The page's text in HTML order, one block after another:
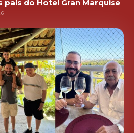
do Hotel Gran Marquise